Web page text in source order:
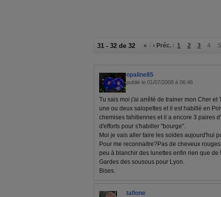
31 - 32 de 32 « ‹ Préc. 1 2 3 4
opaline85
publié le 01/07/2008 à 06:46
Tu sais moi j'ai arrêté de trainer mon Cher et
une ou deux salopettes et il est habillé en
chemises tahitiennes et il a encore 3 paires
d'efforts pour s'habiller "bourge".
Moi je vais aller faire les soldes aujourd'hui
Pour me reconnaitre?Pas de cheveux
peu à blanchir des lunettes enfin rien que de
Gardes des sousous pour Lyon.
Bises.
tafione